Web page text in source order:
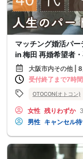
マッチング婚活パ
in 梅田 再婚希望者
大阪市内その他 |
受付終了まで7時間
OTOCON(オトコン)
女性 残りわずか
男性 キャンセル待